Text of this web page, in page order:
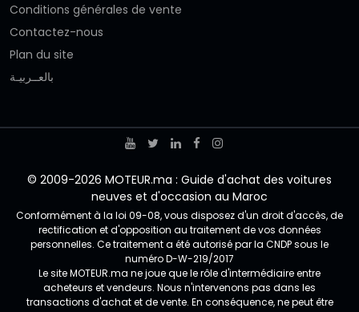
Conditions générales de vente
Contactez-nous
Plan du site
بالعــربيـة
© 2009-2026 MOTEUR.ma : Guide d'achat des voitures
neuves et d'occasion au Maroc
Conformément à la loi 09-08, vous disposez d'un droit d'accès, de
rectification et d'opposition au traitement de vos données
personnelles. Ce traitement a été autorisé par la CNDP sous le
numéro D-W-219/2017
Le site MOTEUR.ma ne joue que le rôle d'intermédiaire entre
acheteurs et vendeurs. Nous n'intervenons pas dans les
transactions d'achat et de vente. En conséquence, ne peut être